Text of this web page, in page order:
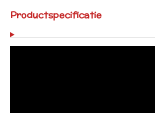
Productspecificatie